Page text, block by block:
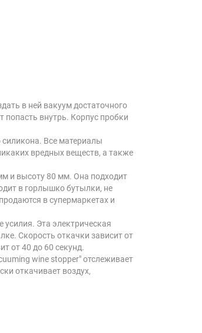
в ней вакуум достаточного
попасть внутрь. Корпус пробки
Все материалы
вредных веществ, а также
и высоту 80 мм. Она подходит
в горлышко бутылки, не
в супермаркетах и
усилия. Эта электрическая
Скорость откачки зависит от
от 40 до 60 секунд.
wine stopper" отслеживает
откачивает воздух,